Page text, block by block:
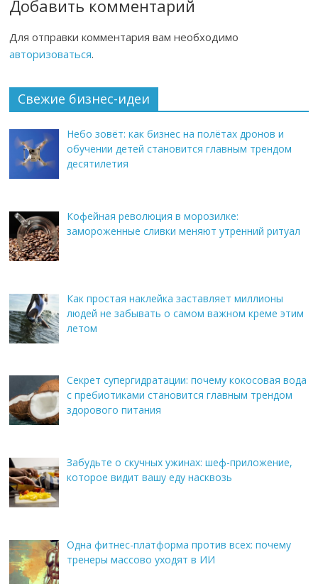
Добавить комментарий
Для отправки комментария вам необходимо
авторизоваться.
Свежие бизнес-идеи
Небо зовёт: как бизнес на полётах дронов и
обучении детей становится главным трендом
десятилетия
Кофейная революция в морозилке:
замороженные сливки меняют утренний ритуал
Как простая наклейка заставляет миллионы
людей не забывать о самом важном креме этим
летом
Секрет супергидратации: почему кокосовая вода
с пребиотиками становится главным трендом
здорового питания
Забудьте о скучных ужинах: шеф-приложение,
которое видит вашу еду насквозь
Одна фитнес-платформа против всех: почему
тренеры массово уходят в ИИ